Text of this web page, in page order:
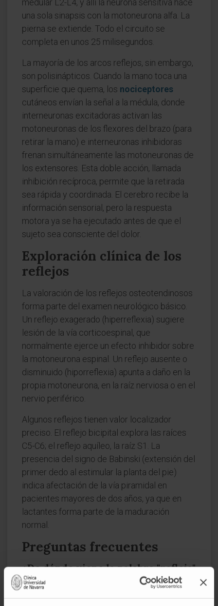
medular L2-L4, y allí la neurona sensitiva hace
una sola sinapsis con la motoneurona alfa. La
pierna se extiende. Todo el circuito se
completa en unos 25 milisegundos.
La mayoría de los arcos reflejos, sin embargo,
son polisinápticos. Cuando la mano toca una
superficie que quema, los nociceptores
cutáneos envían la señal a la médula, donde
interneuronas excitadoras activan las
motoneuronas de los flexores del brazo (para
retirar la mano) e interneuronas inhibidoras
frenan simultáneamente las motoneuronas de
los extensores. Esta doble acción, llamada
inhibición recíproca, permite que la retirada
sea rápida y coordinada. El cerebro recibe la
información sensorial, pero la respuesta
motora ya se ha ejecutado antes de que el
sujeto sea consciente del dolor.
Exploración clínica de los
reflejos
La valoración de los reflejos osteotendinosos
forma parte del examen neurológico básico.
Un reflejo exagerado (hiperreflexia) sugiere
lesión de la vía corticoespinal, que
normalmente ejerce un efecto inhibidor sobre
la motoneurona espinal. Un reflejo ausente o
disminuido (hiporreflexia) apunta a daño en la
propia motoneurona, en la raíz nerviosa o en el
nervio periférico.
Algunos reflejos tienen valor localizador
preciso. El reflejo bicipital explora las raíces
C5-C6; el reflejo aquíleo, la raíz S1. La
presencia del signo de Babinski (extensión del
primer dedo al estimular la planta del pie)
indica afectación de la vía piramidal en
pacientes mayores de dos años, ya que en
lactantes forma parte de la maduración
normal.
Preguntas frecuentes
¿De dónde viene la palabra "reflejo"
en neurología?
Del latínreflexus(devuelto, reflejado). Se